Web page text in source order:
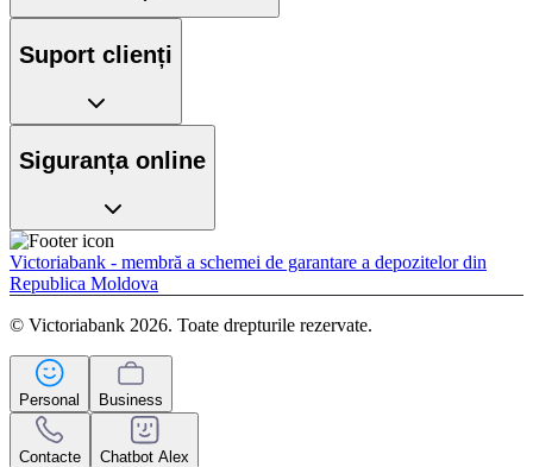
Suport clienți
Siguranța online
Victoriabank - membră a schemei de garantare a depozitelor din
Republica Moldova
© Victoriabank 2026. Toate drepturile rezervate.
Personal Business
Contacte Chatbot Alex